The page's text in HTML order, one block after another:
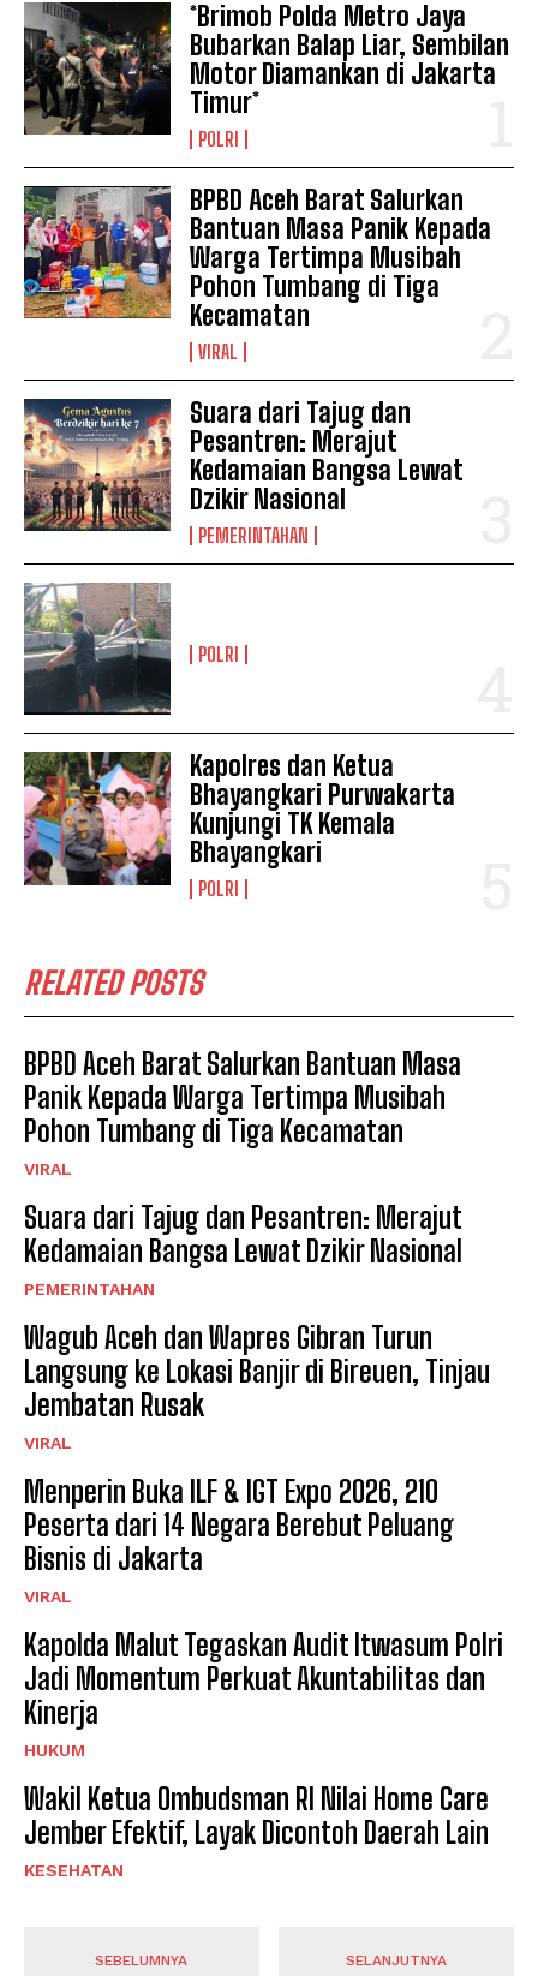
*Brimob Polda Metro Jaya
Bubarkan Balap Liar, Sembilan
Motor Diamankan di Jakarta
Timur*
POLRI
BPBD Aceh Barat Salurkan
Bantuan Masa Panik Kepada
Warga Tertimpa Musibah
Pohon Tumbang di Tiga
Kecamatan
VIRAL
Suara dari Tajug dan
Pesantren: Merajut
Kedamaian Bangsa Lewat
Dzikir Nasional
PEMERINTAHAN
POLRI
Kapolres dan Ketua
Bhayangkari Purwakarta
Kunjungi TK Kemala
Bhayangkari
POLRI
RELATED POSTS
BPBD Aceh Barat Salurkan Bantuan Masa
Panik Kepada Warga Tertimpa Musibah
Pohon Tumbang di Tiga Kecamatan
VIRAL
Suara dari Tajug dan Pesantren: Merajut
Kedamaian Bangsa Lewat Dzikir Nasional
PEMERINTAHAN
Wagub Aceh dan Wapres Gibran Turun
Langsung ke Lokasi Banjir di Bireuen, Tinjau
Jembatan Rusak
VIRAL
Menperin Buka ILF & IGT Expo 2026, 210
Peserta dari 14 Negara Berebut Peluang
Bisnis di Jakarta
VIRAL
Kapolda Malut Tegaskan Audit Itwasum Polri
Jadi Momentum Perkuat Akuntabilitas dan
Kinerja
HUKUM
Wakil Ketua Ombudsman RI Nilai Home Care
Jember Efektif, Layak Dicontoh Daerah Lain
KESEHATAN
SEBELUMNYA SELANJUTNYA